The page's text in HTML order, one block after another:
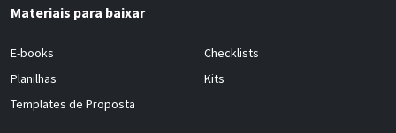
Materiais para baixar
E-books
Planilhas
Templates de Proposta
Checklists
Kits